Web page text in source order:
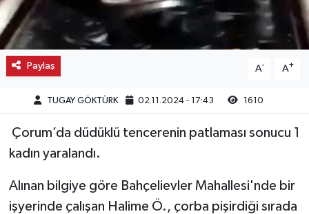
Paylaş A- A+
TUGAY GÖKTÜRK 02.11.2024 - 17:43 1610
Çorum’da düdüklü tencerenin patlaması sonucu 1
kadın yaralandı.
Alınan bilgiye göre Bahçelievler Mahallesi'nde bir
işyerinde çalışan Halime Ö., çorba pişirdiği sırada
Kargı
Laçin
Mecitözü
Oğuzlar
Osmancık